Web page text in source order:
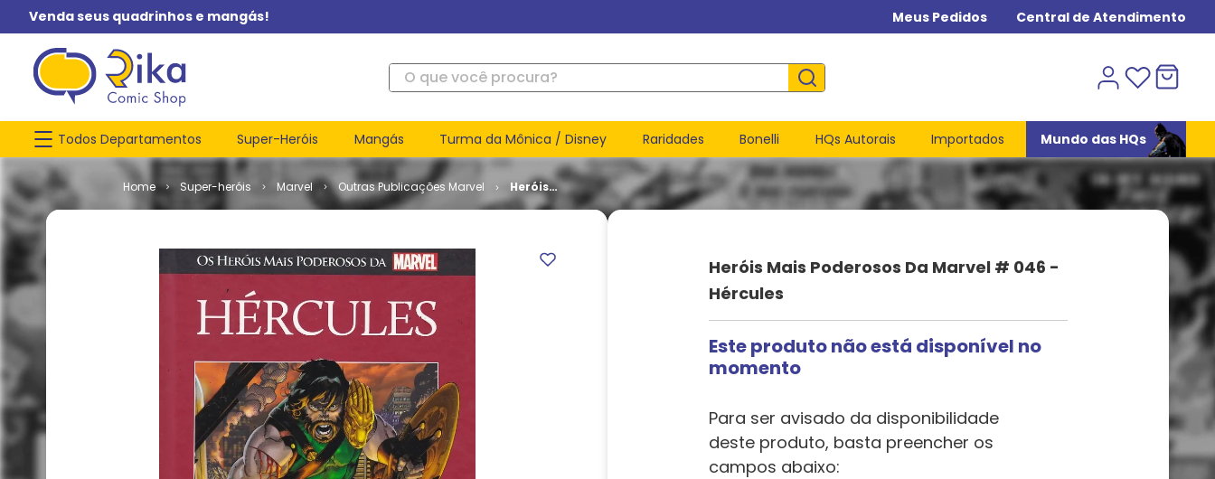
Venda seus quadrinhos e mangás! Meus Pedidos Central de Atendimento
O que você procura?
Todos Departamentos Super-Heróis Mangás Turma da Mônica / Disney Raridades Bonelli HQs Autorais Importados Mundo das HQs
Super-heróis Marvel Outras Publicações Marvel
Heróis
Mais
# 046 -
Hércules
Heróis Mais Poderosos Da Marvel # 046 -
Hércules
Este produto não está disponível no
momento
Para ser avisado da disponibilidade
deste produto, basta preencher os
campos abaixo: